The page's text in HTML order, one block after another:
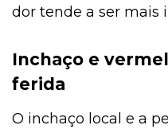
dor tende a ser mais
Inchaço e
ferida
O inchaço local e a